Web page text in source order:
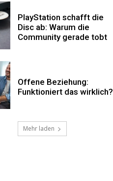
PlayStation schafft die
Disc ab: Warum die
Community gerade tobt
Offene Beziehung:
Funktioniert das wirklich?
Mehr laden